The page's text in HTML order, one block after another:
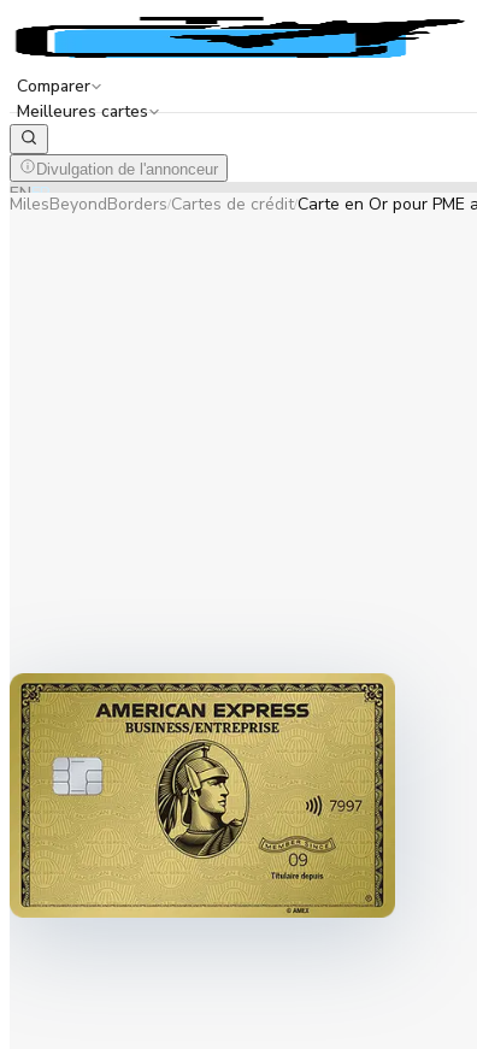
Comparer
Meilleures cartes
Divulgation de l'annonceur
ENFR
MilesBeyondBorders/Cartes de crédit/Carte en Or pour PME